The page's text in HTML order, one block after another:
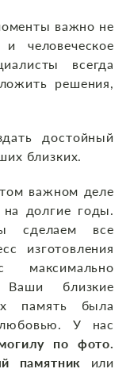
важно не
человеческое
всегда
решения,
достойный
близких.
важном деле
долгие годы.
сделаем все
изготовления
близкие
память была
У нас
по фото.
памятник или